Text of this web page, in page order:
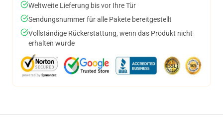
Weltweite Lieferung bis vor Ihre Tür
Sendungsnummer für alle Pakete bereitgestellt
Vollständige Rückerstattung, wenn das Produkt nicht
erhalten wurde